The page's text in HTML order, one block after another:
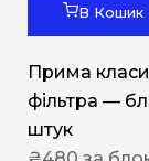
В Кошик
Прима
фільтра —
штук